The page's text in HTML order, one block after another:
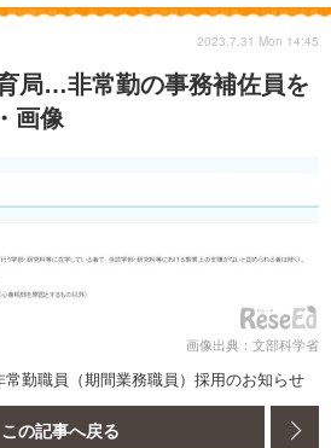
局…非常勤の事務補佐員を
画像
2023.7.31 Mon 14:45
画像出典：文部科学省
勤職員（期間業務職員）採用のお知らせ
この記事へ戻る